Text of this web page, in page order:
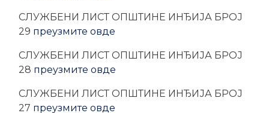
CЛУЖБЕНИ ЛИСТ ОПШТИНЕ ИНЂИЈА БРОЈ
29 преузмите овде
CЛУЖБЕНИ ЛИСТ ОПШТИНЕ ИНЂИЈА БРОЈ
28 преузмите овде
CЛУЖБЕНИ ЛИСТ ОПШТИНЕ ИНЂИЈА БРОЈ
27 преузмите овде